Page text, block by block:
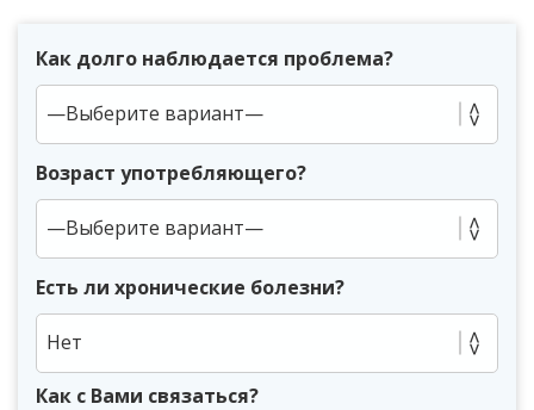
Как долго наблюдается проблема?
Возраст употребляющего?
Есть ли хронические болезни?
Нет
Как с Вами связаться?